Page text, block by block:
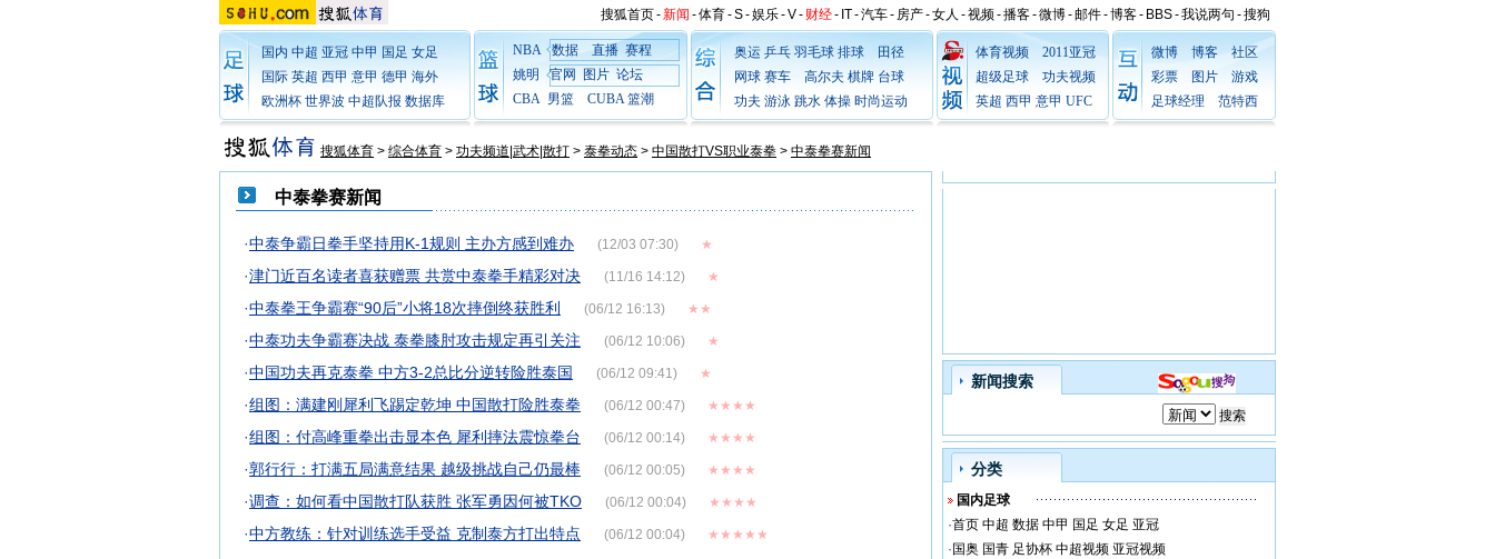
搜狐首页-新闻 -体育-S-娱乐-V- 财经- IT-汽车- 房产-女人 -视频-播客-微博-邮件-博客- BBS-我说两句 -搜狗
国内 中超 亚冠 中甲 国足 女足
国际 英超 西甲 意甲 德甲 海外
欧洲杯 世界波 中超队报 数据库
NBA 数据 直播 赛程
姚明
官网 图片 论坛
CBA 男篮 CUBA 篮潮
奥运 乒乓 羽毛球 排球
田径
网球 赛车 高尔夫 棋牌 台球
功夫 游泳 跳水 体操 时尚运动
体育视频
2011亚冠
超级足球
功夫视频
英超 西甲 意甲 UFC
微博 博客
社区
彩票
图片
游戏
足球经理
范特西
搜狐体育 > 综合体育 > 功夫频道|武术|散打 > 泰拳动态 > 中国散打VS职业泰拳 > 中泰拳赛新闻
中泰拳赛新闻
·中泰争霸日拳手坚持用K-1规则 主办方感到难办 (12/03 07:30) ★
·津门近百名读者喜获赠票 共赏中泰拳手精彩对决 (11/16 14:12) ★
·中泰拳王争霸赛“90后”小将18次摔倒终获胜利 (06/12 16:13) ★★
·中泰功夫争霸赛决战 泰拳膝肘攻击规定再引关注 (06/12 10:06) ★
·中国功夫再克泰拳 中方3-2总比分逆转险胜泰国 (06/12 09:41) ★
·组图：满建刚犀利飞踢定乾坤 中国散打险胜泰拳 (06/12 00:47) ★★★★
·组图：付高峰重拳出击显本色 犀利摔法震惊拳台 (06/12 00:14) ★★★★
·郭行行：打满五局满意结果 越级挑战自己仍最棒 (06/12 00:05) ★★★★
·调查：如何看中国散打队获胜 张军勇因何被TKO (06/12 00:04) ★★★★
·中方教练：针对训练选手受益 克制泰方打出特点 (06/12 00:04) ★★★★★
新闻搜索
分类
国内足球
·首页 中超 数据 中甲 国足 女足 亚冠
·国奥 国青 足协杯 中超视频 亚冠视频